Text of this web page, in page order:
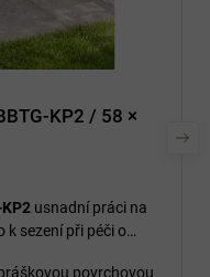
KP2 / 58 ×
usnadní práci na
sezení při péči o
povrchovou